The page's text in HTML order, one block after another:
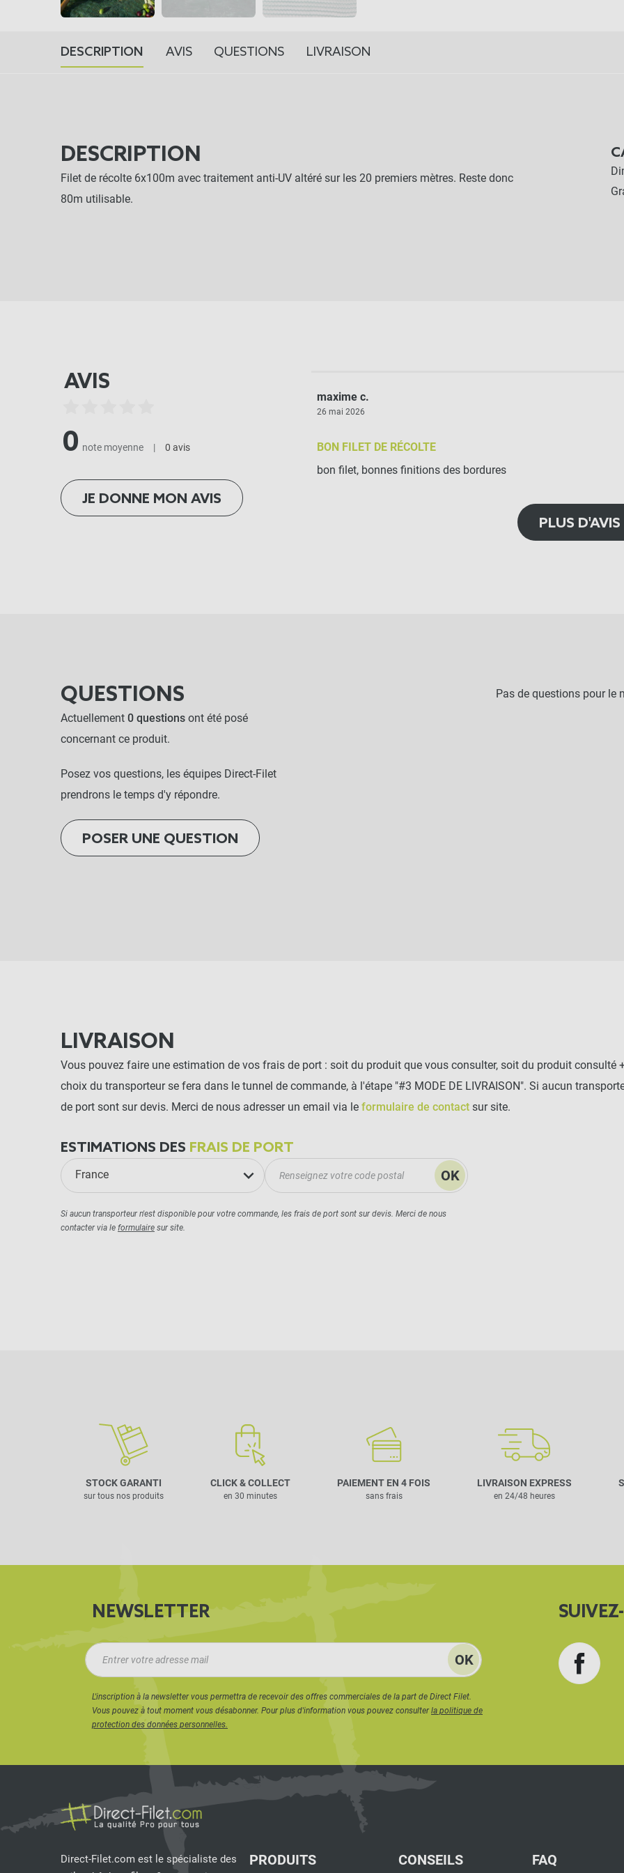
DESCRIPTION AVIS QUESTIONS LIVRAISON
DESCRIPTION
Filet de récolte 6x100m avec traitement anti-UV altéré sur les 20 premiers mètres. Reste donc
80m utilisable.
AVIS
0 note moyenne | 0 avis
JE DONNE MON AVIS
maxime c.
26 mai 2026
BON FILET DE RÉCOLTE
bon filet, bonnes finitions des bordures
PLUS D'AVIS
QUESTIONS
Actuellement 0 questions ont été posé
concernant ce produit.
Posez vos questions, les équipes Direct-Filet
prendrons le temps d'y répondre.
POSER UNE QUESTION
Pas de questions pour le
LIVRAISON
Vous pouvez faire une estimation de vos frais de port : soit du produit que vous consulter, soit du produit consulté
choix du transporteur se fera dans le tunnel de commande, à l'étape "#3 MODE DE LIVRAISON". Si aucun
de port sont sur devis. Merci de nous adresser un email via le formulaire de contact sur site.
ESTIMATIONS DES FRAIS DE PORT
France OK
Si aucun transporteur n'est disponible pour votre commande, les frais de port sont sur devis. Merci de nous
contacter via le formulaire sur site.
STOCK GARANTI
sur tous nos produits
CLICK & COLLECT
en 30 minutes
PAIEMENT EN 4 FOIS
sans frais
LIVRAISON EXPRESS
en 24/48 heures
NEWSLETTER
L'inscription à la newsletter vous permettra de recevoir des offres commerciales de la part de Direct Filet.
Vous pouvez à tout moment vous désabonner. Pour plus d'information vous pouvez consulterla politique de
protection des données personnelles.
Direct-Filet.com est le spécialiste des
PRODUITS CONSEILS FAQ